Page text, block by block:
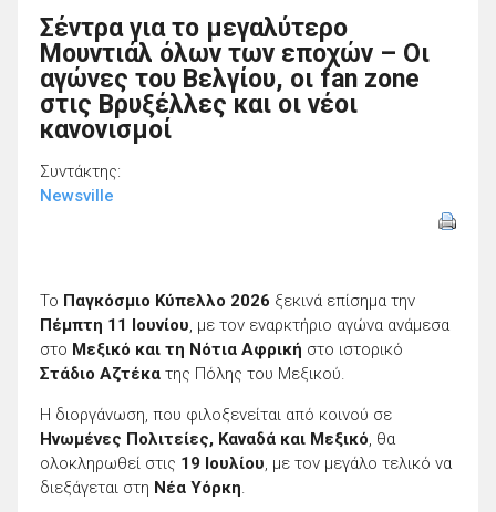
Σέντρα για το μεγαλύτερο
Μουντιάλ όλων των εποχών – Οι
αγώνες του Βελγίου, οι fan zone
στις Βρυξέλλες και οι νέοι
κανονισμοί
Συντάκτης:
Newsville
Το Παγκόσμιο Κύπελλο 2026 ξεκινά επίσημα την
Πέμπτη 11 Ιουνίου, με τον εναρκτήριο αγώνα ανάμεσα
στο Μεξικό και τη Νότια Αφρική στο ιστορικό
Στάδιο Αζτέκα της Πόλης του Μεξικού.
Η διοργάνωση, που φιλοξενείται από κοινού σε
Ηνωμένες Πολιτείες, Καναδά και Μεξικό, θα
ολοκληρωθεί στις 19 Ιουλίου, με τον μεγάλο τελικό να
διεξάγεται στη Νέα Υόρκη.